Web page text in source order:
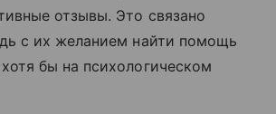
отзывы. Это связано
с их желанием найти помощь
бы на психологическом